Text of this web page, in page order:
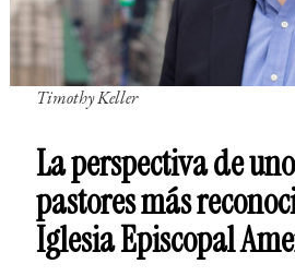
Timothy Keller
La perspectiva de
pastores más
Iglesia Episcopal